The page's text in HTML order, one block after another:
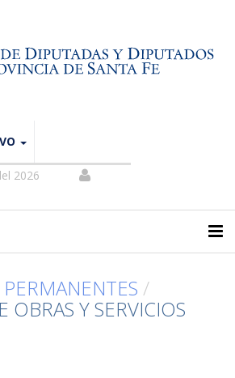
2026
/
OBRAS Y SERVICIOS